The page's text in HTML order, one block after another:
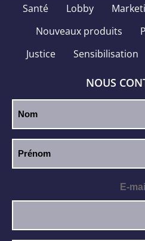
Santé Lobby
Nouveaux produits
Justice
Sensibilisation
NOUS
E-mail